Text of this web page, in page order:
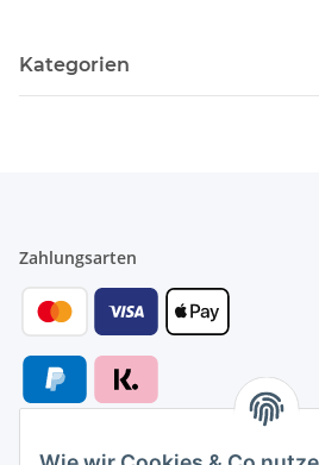
Kategorien
Zahlungsarten